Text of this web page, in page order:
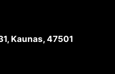
Kaunas, 47501